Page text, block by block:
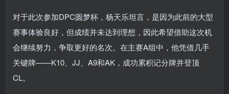
对于此次参加DPC圆梦杯，杨天乐坦言，是因为此前的大型
赛事体验良好，但成绩并未达到理想，因此希望借助这次机
会继续努力，争取更好的名次。在主赛A组中，他凭借几手
关键牌——K10、JJ、A9和AK，成功累积记分牌并登顶
CL。